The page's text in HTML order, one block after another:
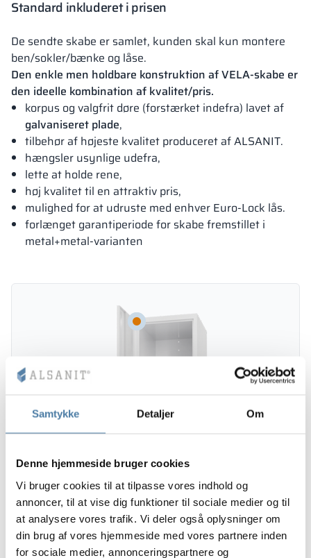
Samtykke Detaljer Om
Denne hjemmeside bruger cookies
Vi bruger cookies til at tilpasse vores indhold og
annoncer, til at vise dig funktioner til sociale medier og til
at analysere vores trafik. Vi deler også oplysninger om
din brug af vores hjemmeside med vores partnere inden
for sociale medier, annonceringspartnere og
Standard inkluderet i prisen
De sendte skabe er samlet, kunden skal kun montere
ben/sokler/bænke og låse.
Den enkle men holdbare konstruktion af VELA-skabe er
den ideelle kombination af kvalitet/pris.
korpus og valgfrit døre (forstærket indefra) lavet af
galvaniseret plade,
tilbehør af højeste kvalitet produceret af ALSANIT.
hængsler usynlige udefra,
lette at holde rene,
høj kvalitet til en attraktiv pris,
mulighed for at udruste med enhver Euro-Lock lås.
forlænget garantiperiode for skabe fremstillet i
metal+metal-varianten